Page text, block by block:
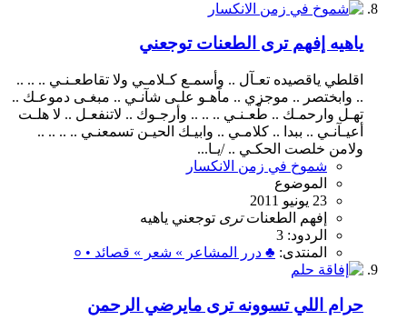
ياهيه إفهم ترى الطعنات توجعني
اقلطي ياقصيده تعـآل .. وأسمـع كـلامـي ولا تقاطعـنـي .. .. ..
.. وابختصر .. موجزي .. مآهـو علـى شآنـي .. مبغـى دموعـك ..
تهـل وارحمـك .. طْعـنـي .. .. .. وأرجـوك .. لاتنفعـل .. لا هلـت
أعيـآنـي .. ببدا .. كلامـي .. وابيـك الحيـن تسمعنـي .. .. .. ..
ولامن خلصت الحكـي .. /يـا...
شموخ في زمن الانكسار
الموضوع
23 يونيو 2011
إفهم
الطعناتترى توجعني ياهيه
الردود: 3
المنتدى: ♣ درر المشاعر » شعر » قصائد • ०
حرام اللي تسوونه ترى مايرضي الرحمن